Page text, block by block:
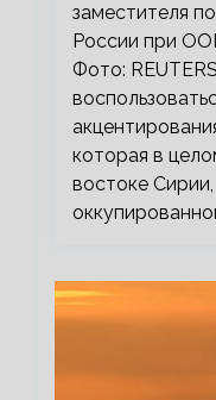
заместителя
России при
Фото:
которая в
востоке